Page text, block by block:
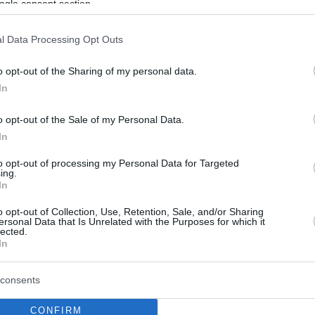
consent section.
Data Processing Opt Outs
opt-out of the Sharing of my personal data.
opt-out of the Sale of my Personal Data.
opt-out of processing my Personal Data for Targeted
opt-out of Collection, Use, Retention, Sale, and/or Sharing
Data that Is Unrelated with the Purposes for which it
CONFIRM
από δύο μέρη ντοκιμαντέρ θα προβάλει ένα από